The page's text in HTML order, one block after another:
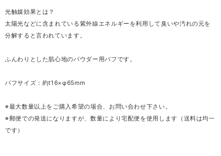
光触媒効果とは？
太陽光などに含まれている紫外線エネルギーを利用して臭いや汚れの元を
分解すると言われています。
ふんわりとした肌心地のパウダー用パフです。
パフサイズ：約t16×φ65mm
※最大数量以上をご購入希望の場合、お問い合わせ下さい。
※郵便での発送になりますが、数量により宅配便を使用します（送料は均一
です）